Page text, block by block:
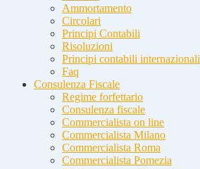
Ammortamento
Circolari
Principi Contabili
Risoluzioni
Principi contabili internazionali
Faq
Consulenza Fiscale
Regime forfettario
Consulenza fiscale
Commercialista on line
Commercialista Milano
Commercialista Roma
Commercialista Pomezia